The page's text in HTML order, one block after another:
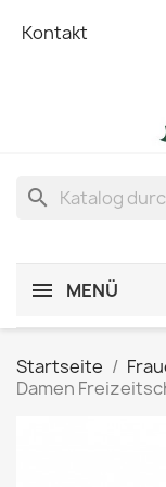
Kontakt
search
MENÜ
Startseite
Damen